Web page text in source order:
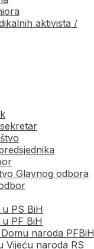
aktivista /
Glavnog odbora
PS BiH
PF BiH
naroda PFBiH
Vijeću naroda RS